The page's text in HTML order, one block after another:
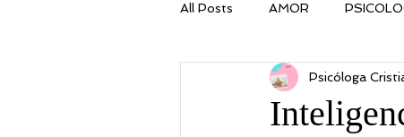
All Posts AMOR
EmprendimientoPsicóloga